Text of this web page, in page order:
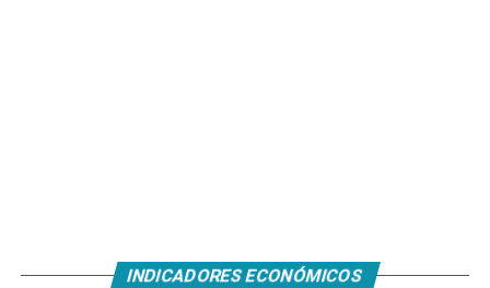
INDICADORES ECONÓMICOS